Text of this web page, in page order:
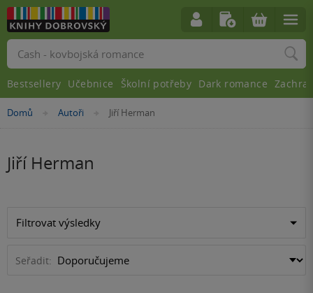
Nacházíte
Domů »Autoři »Jiří Herman
Jiří Herman
Filtrovat výsledky
Seřadit:
Vyhledávání
Bestsellery Učebnice Školní potřeby Dark romance